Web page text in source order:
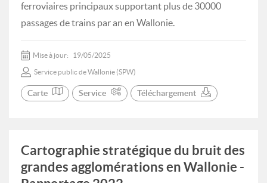
ferroviaires principaux supportant plus de 30000
passages de trains par an en Wallonie.
Mise à jour: 19/05/2025
Service public de Wallonie (SPW)
Carte Service Téléchargement
Cartographie stratégique du bruit des
grandes agglomérations en Wallonie -